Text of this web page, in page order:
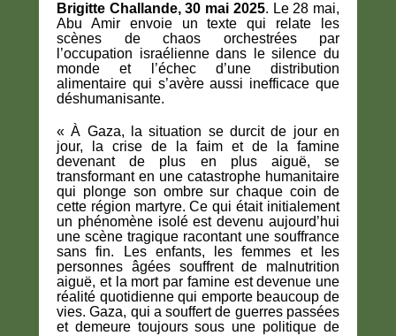
Brigitte Challande, 30 mai 2025. Le 28 mai,
Abu Amir envoie un texte qui relate les
scènes de chaos orchestrées par
l’occupation israélienne dans le silence du
monde et l’échec d’une distribution
alimentaire qui s’avère aussi inefficace que
déshumanisante.
« À Gaza, la situation se durcit de jour en
jour, la crise de la faim et de la famine
devenant de plus en plus aiguë, se
transformant en une catastrophe humanitaire
qui plonge son ombre sur chaque coin de
cette région martyre. Ce qui était initialement
un phénomène isolé est devenu aujourd’hui
une scène tragique racontant une souffrance
sans fin. Les enfants, les femmes et les
personnes âgées souffrent de malnutrition
aiguë, et la mort par famine est devenue une
réalité quotidienne qui emporte beaucoup de
vies. Gaza, qui a souffert de guerres passées
et demeure toujours sous une politique de